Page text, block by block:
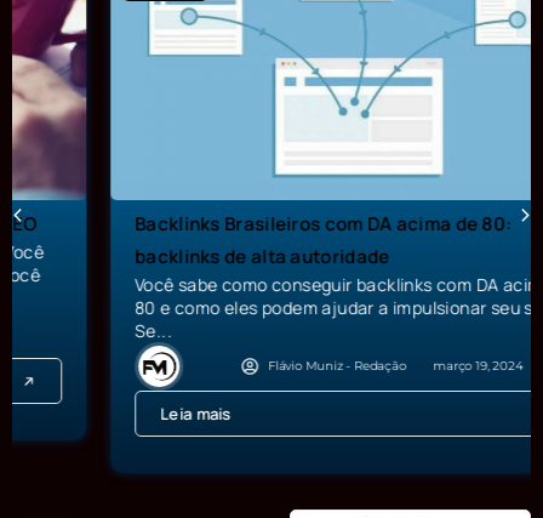
Backlinks Brasileiros com DA acima de 80:
backlinks de alta autoridade
Você sabe como conseguir backlinks com DA acima de
80 e como eles podem ajudar a impulsionar seu site?
Flávio Muniz - Redação março 19, 2024